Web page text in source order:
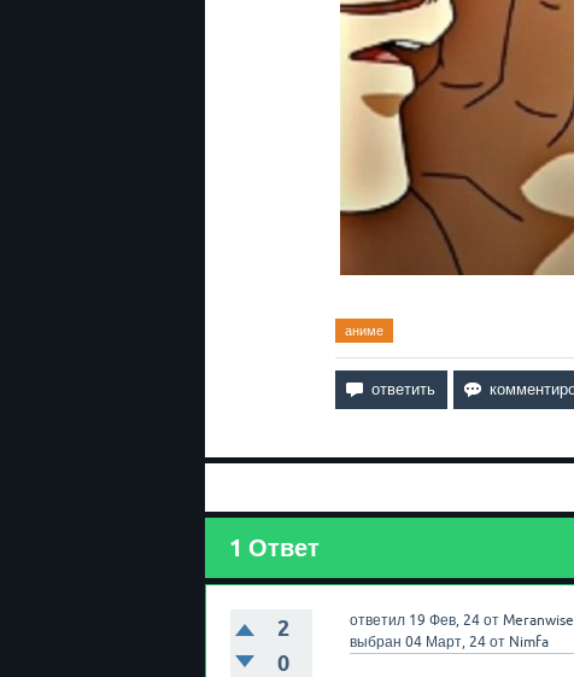
аниме
1 Ответ
2
0
ответил 19 Фев, 24 от Meranwise
выбран 04 Март, 24 от Nimfa